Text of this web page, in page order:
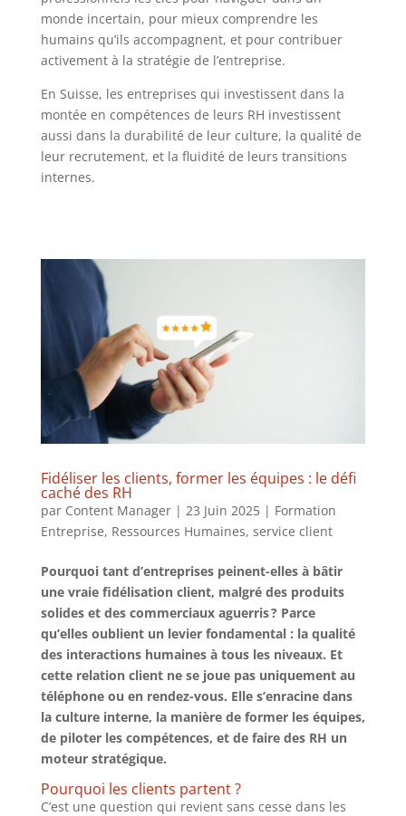
monde incertain, pour mieux comprendre les
humains qu’ils accompagnent, et pour contribuer
activement à la stratégie de l’entreprise.
En Suisse, les entreprises qui investissent dans la
montée en compétences de leurs RH investissent
aussi dans la durabilité de leur culture, la qualité de
leur recrutement, et la fluidité de leurs transitions
internes.
Fidéliser les clients, former les équipes : le défi
caché des RH
par Content Manager| 23 Juin 2025| Formation
Entreprise, Ressources Humaines, service client
Pourquoi tant d’entreprises peinent-elles à bâtir
une vraie fidélisation client, malgré des produits
solides et des commerciaux aguerris ? Parce
qu’elles oublient un levier fondamental : la qualité
des interactions humaines à tous les niveaux. Et
cette relation client ne se joue pas uniquement au
téléphone ou en rendez-vous. Elle s’enracine dans
la culture interne, la manière de former les équipes,
de piloter les compétences, et de faire des RH un
moteur stratégique.
Pourquoi les clients partent ?
C’est une question qui revient sans cesse dans les